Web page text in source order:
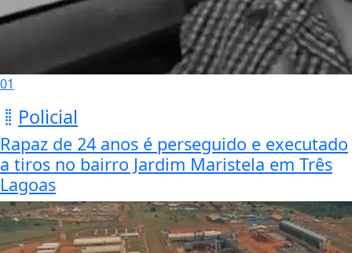
01
Policial
Rapaz de 24 anos é perseguido e executado
a tiros no bairro Jardim Maristela em Três
Lagoas